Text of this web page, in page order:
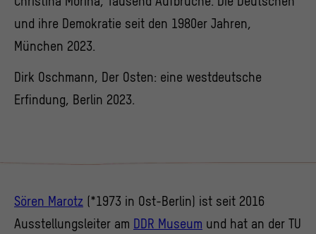
und ihre Demokratie seit den 1980er Jahren,
München 2023.
Dirk Oschmann, Der Osten: eine westdeutsche
Erfindung, Berlin 2023.
Sören Marotz (*1973 in Ost-Berlin) ist seit 2016
Ausstellungsleiter am DDR Museum und hat an der TU